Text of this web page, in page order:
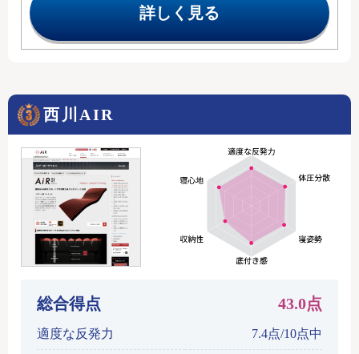
詳しく見る
西川AIR
総合得点 43.0点
適度な反発力 7.4点/10点中